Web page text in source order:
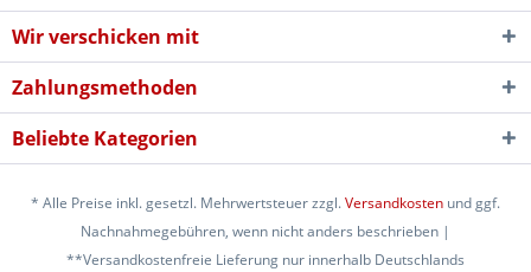
Wir verschicken mit
Zahlungsmethoden
Beliebte Kategorien
* Alle Preise inkl. gesetzl. Mehrwertsteuer zzgl.Versandkosten und ggf.
Nachnahmegebühren, wenn nicht anders beschrieben |
**Versandkostenfreie Lieferung nur innerhalb Deutschlands